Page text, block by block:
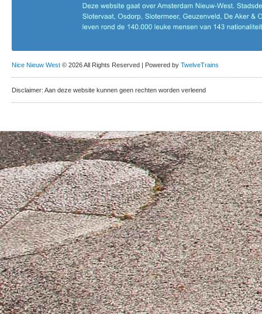
Nice Nieuw West © 2026 All Rights Reserved | Powered by TwelveTrains
Disclaimer: Aan deze website kunnen geen rechten worden verleend